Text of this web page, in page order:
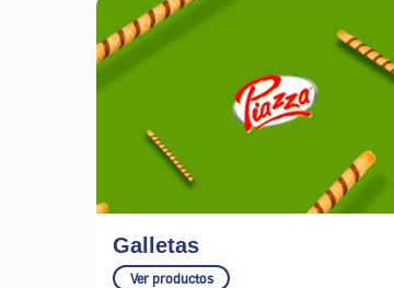
Galletas
Ver productos